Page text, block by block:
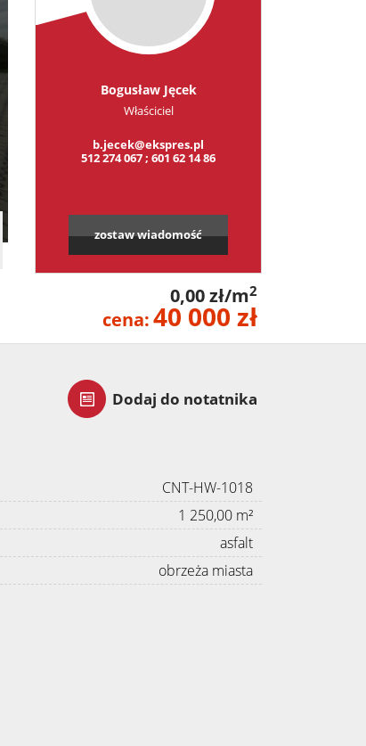
Bogusław Jęcek
Właściciel
b.jecek@ekspres.pl
512 274 067 ; 601 62 14 86
zostaw wiadomość
0,00 zł/m2
cena:40 000 zł
Dodaj do notatnika
CNT-HW-1018
1 250,00 m²
asfalt
obrzeża miasta